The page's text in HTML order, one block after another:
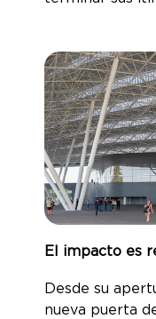
El impacto es
Desde su
nueva puerta